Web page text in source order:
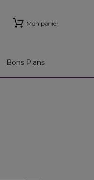
Mon panier
Bons Plans